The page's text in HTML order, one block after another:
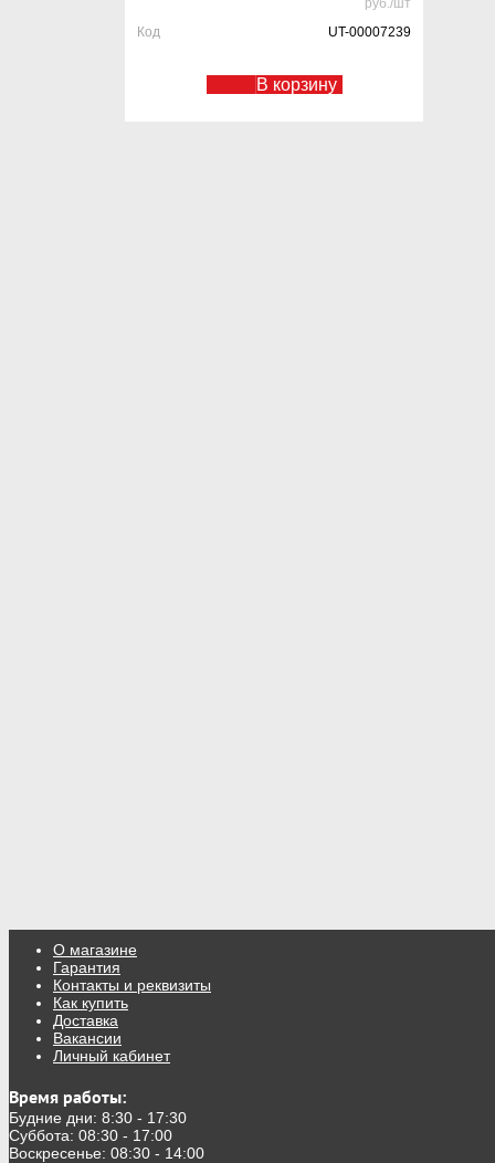
руб./шт
Код
UT-00007239
В корзину
О магазине
Гарантия
Контакты и реквизиты
Как купить
Доставка
Вакансии
Личный кабинет
Время работы:
Будние дни: 8:30 - 17:30
Суббота: 08:30 - 17:00
Воскресенье: 08:30 - 14:00